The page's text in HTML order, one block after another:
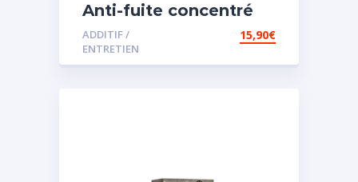
Anti-fuite concentré
pour direction
assistée
ADDITIF /
ENTRETIEN
15,90€